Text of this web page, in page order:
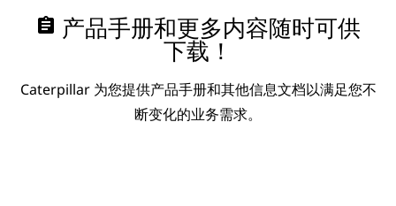
assignment 产品手册和更多内容随时可供
下载！
Caterpillar 为您提供产品手册和其他信息文档以满足您不
断变化的业务需求。